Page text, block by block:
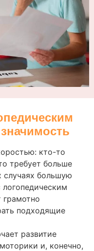
кто-то
требует больше
случаях большую
подходящие
развитие
и, конечно,